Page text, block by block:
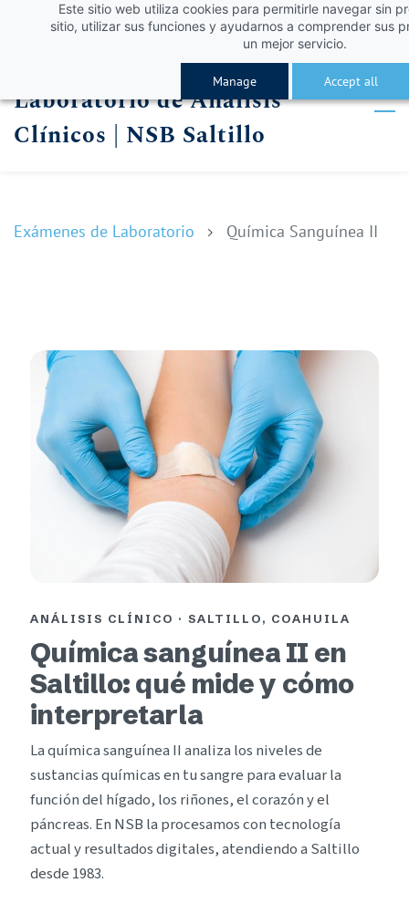
Este sitio web utiliza cookies para permitirle navegar sin
sitio, utilizar sus funciones y ayudarnos a comprender sus
un mejor servicio.
Manage Accept all
content
Iniciar sesión
Registro
Laboratorio de Análisis
Clínicos | NSB Saltillo
Exámenes de Laboratorio Química Sanguínea II
ANÁLISIS CLÍNICO · SALTILLO, COAHUILA
Química sanguínea II en
Saltillo: qué mide y cómo
interpretarla
La química sanguínea II analiza los niveles de
sustancias químicas en tu sangre para evaluar la
función del hígado, los riñones, el corazón y el
páncreas. En NSB la procesamos con tecnología
actual y resultados digitales, atendiendo a Saltillo
desde 1983.
¡Obtén un 10% de descuento con el código